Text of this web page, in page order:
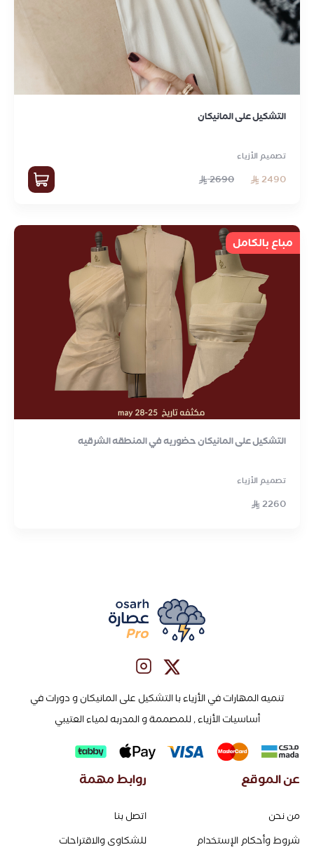
التشكيل على المانيكان
تصميم الأزياء
2490
2690
مباع بالكامل
التشكيل على المانيكان حضوريه في المنطقه الشرقيه
تصميم الأزياء
2260
تنميه المهارات في الأزياء با التشكيل على المانيكان و دورات في
أساسيات الأزياء , للمصممة و المدربه لمياء العتيبي
عن الموقع
من نحن
شروط وأحكام الإستخدام
روابط مهمة
اتصل بنا
للشكاوى والاقتراحات